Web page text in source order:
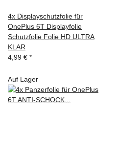
4x Displayschutzfolie für
OnePlus 6T Displayfolie
Schutzfolie Folie HD ULTRA
KLAR
4,99 € *
Auf Lager